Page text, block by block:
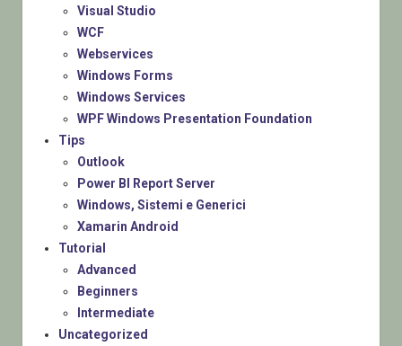
Visual Studio
WCF
Webservices
Windows Forms
Windows Services
WPF Windows Presentation Foundation
Tips
Outlook
Power BI Report Server
Windows, Sistemi e Generici
Xamarin Android
Tutorial
Advanced
Beginners
Intermediate
Uncategorized